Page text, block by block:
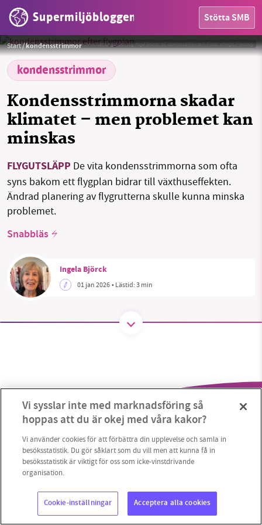
Supermiljöbloggen Stötta SMB
OMRÅDEN
MILJÖFAKTA
OM OSS
Facebook
Start/kondensstrimmor
kondensstrimmor
Kondensstrimmorna skadar
klimatet – men problemet kan
minskas
FLYGUTSLÄPP De vita kondensstrimmorna som ofta
syns bakom ett flygplan bidrar till växthuseffekten.
Ändrad planering av flygrutterna skulle kunna minska
problemet.
Snabbläs
Ingela Björck
01 jan 2026• Lästid:3 min
Även flygets utsläpp av vattenånga på hög höjd bidrar till växthuseffekten.Foto:imagii/Pixabay
starten 2010 har vår ideella redaktion drivit
vill hjälpa oss.
Stötta vårt arbete genom att swisha en slant till
1231368703
Läs vad vi vill göra
Vi sysslar inte med marknadsföring så
hoppas att du är okej med våra kakor?
Vi använder cookies för att förbättra din upplevelse och samla in
besöksstatistik. Du gör såklart som du vill men att kunna få in
besöksstatistik är viktigt för oss som icke-vinstdrivande
organisation.
Cookie-inställningar Acceptera alla cookies